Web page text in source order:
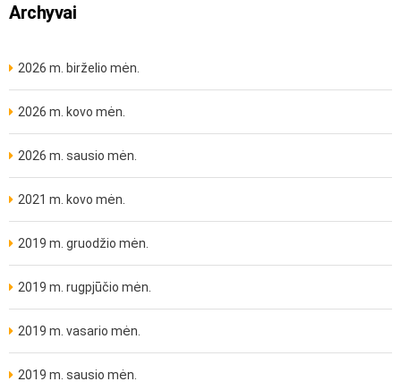
Archyvai
2026 m. birželio mėn.
2026 m. kovo mėn.
2026 m. sausio mėn.
2021 m. kovo mėn.
2019 m. gruodžio mėn.
2019 m. rugpjūčio mėn.
2019 m. vasario mėn.
2019 m. sausio mėn.